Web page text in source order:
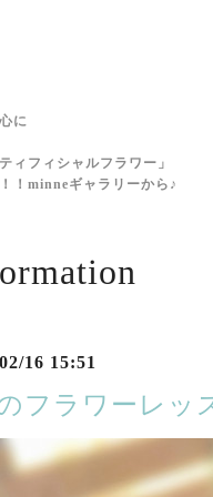
に
ィフィシャルフラワー」
！minneギャラリーから♪
16 15:51
フラワーレッ